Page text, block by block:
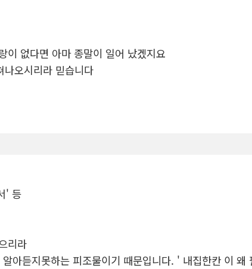
이 없다면 아마 종말이 일어 났겠지요
오시리라 믿습니다
' 등
리라
아듣지못하는 피조물이기 때문입니다. ' 내집한칸 이